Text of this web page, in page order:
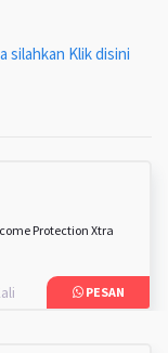
silahkan Klik disini
Protection Xtra
PESAN